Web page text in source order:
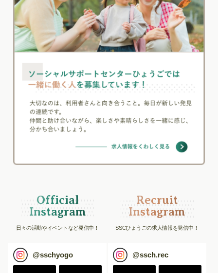
Official
Instagram
日々の活動やイベントなど発信中！
@sschyogo
Recruit
Instagram
SSCひょうごの求人情報を発信中！
@ssch.rec